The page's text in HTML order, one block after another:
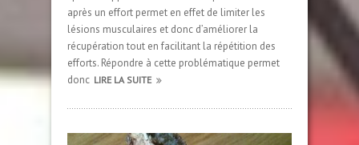
après un effort permet en effet de limiter les
lésions musculaires et donc d’améliorer la
récupération tout en facilitant la répétition des
efforts. Répondre à cette problématique permet
donc LIRE LA SUITE